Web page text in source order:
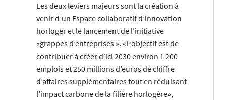
Les deux leviers majeurs sont la création à
venir d’un Espace collaboratif d’innovation
horloger et le lancement de l’initiative
«grappes d’entreprises ». «L’objectif est de
contribuer à créer d’ici 2030 environ 1 200
emplois et 250 millions d’euros de chiffre
d’affaires supplémentaires tout en réduisant
l’impact carbone de la filière horlogère»,